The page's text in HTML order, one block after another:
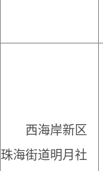
西海岸新区
珠海街道明月社